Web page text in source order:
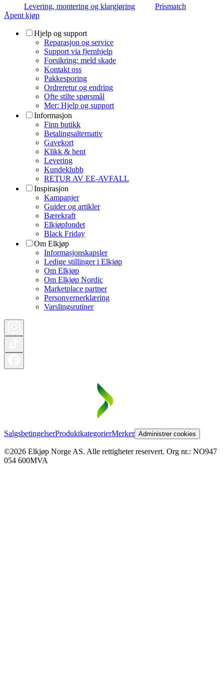
Levering, montering og klargjøring
Prismatch
Åpent kjøp
Hjelp og support
Reparasjon og service
Support via fjernhjelp
Forsikring: meld skade
Kontakt oss
Pakkesporing
Ordreretur og endring
Ofte stilte spørsmål
Mer: Hjelp og support
Informasjon
Finn butikk
Betalingsalternativ
Gavekort
Klikk & hent
Levering
Kundeklubb
RETUR AV EE-AVFALL
Inspirasjon
Kampanjer
Guider og artikler
Bærekraft
Elkjøpfondet
Black Friday
Om Elkjøp
Informasjonskapsler
Ledige stillinger i Elkjøp
Om Elkjøp
Om Elkjøp Nordic
Marketplace partner
Personvernerklæring
Varslingsrutiner
SalgsbetingelserProduktkategorierMerker Administrer cookies
©2026 Elkjøp Norge AS. Alle rettigheter reservert. Org nr.: NO947
054 600MVA